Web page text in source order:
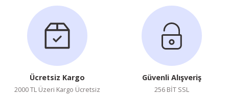
Ücretsiz Kargo
2000 TL Üzeri Kargo Ücretsiz
Güvenli Alışveriş
256 BİT SSL